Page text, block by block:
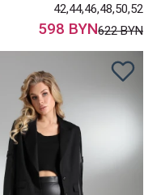
42,44,46,48,50,52
598 BYN622 BYN